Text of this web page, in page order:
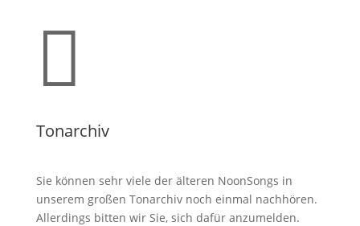

Tonarchiv
Sie können sehr viele der älteren NoonSongs in
unserem großen Tonarchiv noch einmal nachhören.
Allerdings bitten wir Sie, sich dafür anzumelden.